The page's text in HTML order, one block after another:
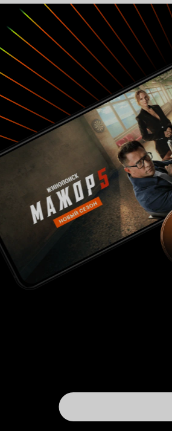
Тут говорят про эконом-режим, я же
не могу отделаться от мысли о халтуре...
собственно изменения. Так, например,
- фанат Ребекки Росселини
задумавший
похитить диву, там действовал от себя, а
словно бы по указанию того типа в
и? Это же те же действия!.. Я это
ладно, тут так. Но противостояние с
'Ми-6'- это просто чтобы было!.. Это же
касается свадьбы и похищения
поймите неправильно, это само по
и очень хорошо. Чуть ли не отлично!..
видел!!! Значит, 'Итальянская игра'
на тех, кто не видел сериал... В общем,
глаза, смотреть сквозь пальцы...
мать учения!'? - увольте!.. Но и не только сё!..
Ведь игра в том: кто найдёт сокровища
Калиостро! Появляется потомок того
графа из 'Замка Калиостро'!.. И в общем,
сведётся к тому - кто первым найдёт эти
сокровища и как
Люпен проведёт
нуждающийся в просмотре. За
по 4 сезону спасибо, за вброс 'мяса' в
- тоже. Но в целом - это
имеющемся.